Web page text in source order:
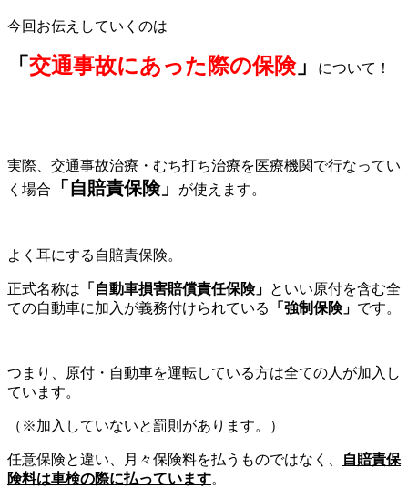
今回お伝えしていくのは
「 交通事故にあった際の保険」 について！
実際、交通事故治療・むち打ち治療を医療機関で行なってい
く場合
「 自賠責保険」 が使えます。
よく耳にする自賠責保険。
正式名称は 「自動車損害賠償責任保険」 といい原付を含む全
ての自動車に加入が義務付けられている
「強制保険」 です。
つまり、原付・自動車を運転している方は全ての人が加入し
ています。
（※加入していないと罰則があります。）
任意保険と違い、月々保険料を払うものではなく、
自賠責保
険料は車検の際に払っています。